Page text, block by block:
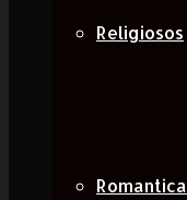
Religiosos
Romantica